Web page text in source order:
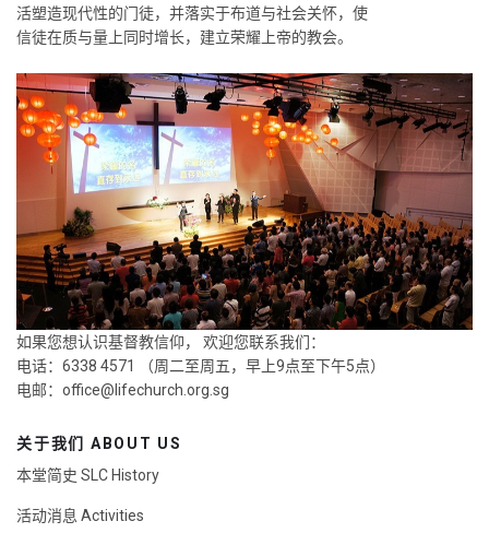
活塑造现代性的门徒，并落实于布道与社会关怀，使
信徒在质与量上同时增长，建立荣耀上帝的教会。
如果您想认识基督教信仰， 欢迎您联系我们：
电话：6338 4571 （周二至周五，早上9点至下午5点）
电邮： office@lifechurch.org.sg
关于我们 ABOUT US
本堂简史 SLC History
活动消息 Activities